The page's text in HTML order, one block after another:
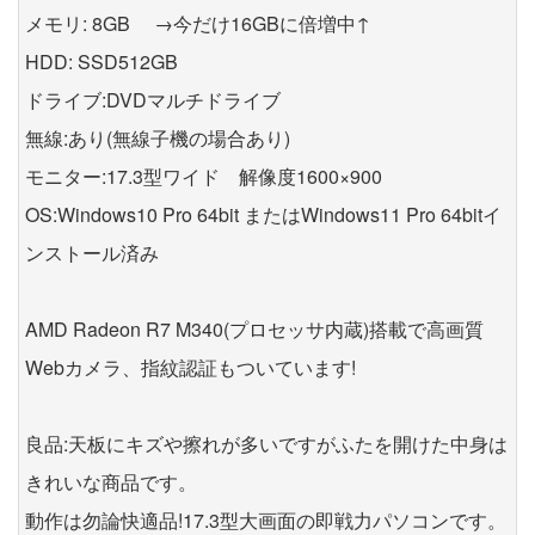
メモリ: 8GB →今だけ16GBに倍増中↑
HDD: SSD512GB
ドライブ:DVDマルチドライブ
無線:あり(無線子機の場合あり)
モニター:17.3型ワイド 解像度1600×900
OS:Windows10 Pro 64bit またはWindows11 Pro 64bitイ
ンストール済み
AMD Radeon R7 M340(プロセッサ内蔵)搭載で高画質
Webカメラ、指紋認証もついています!
良品:天板にキズや擦れが多いですがふたを開けた中身は
きれいな商品です。
動作は勿論快適品!17.3型大画面の即戦力パソコンです。